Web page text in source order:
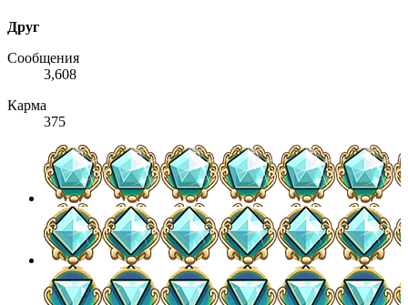
Друг
Сообщения
3,608
Карма
375